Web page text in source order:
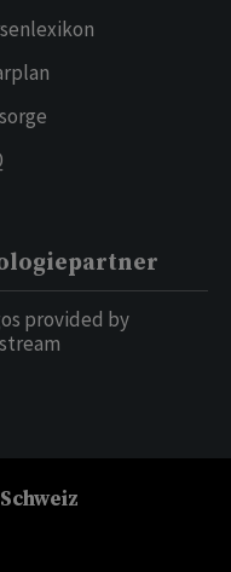
provided by